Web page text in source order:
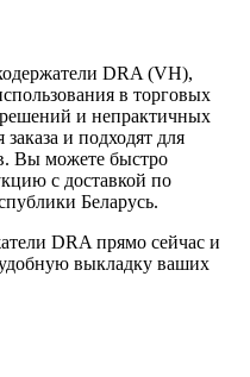
DRA (VH),
в торговых
и непрактичных
и подходят для
Вы можете быстро
с доставкой по
Беларусь.
DRA прямо сейчас и
выкладку ваших